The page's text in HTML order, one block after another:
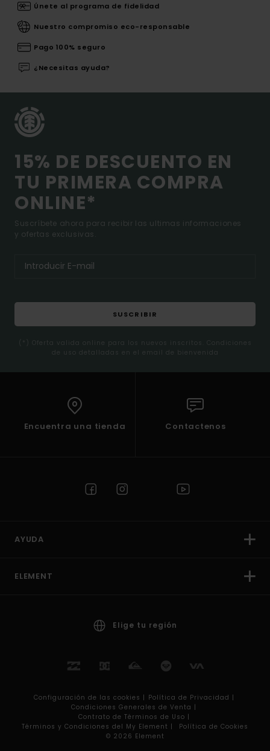
Únete al programa de fidelidad
Nuestro compromiso eco-responsable
Pago 100% seguro
¿Necesitas ayuda?
15% DE DESCUENTO EN
TU PRIMERA COMPRA
ONLINE*
Suscríbete ahora para recibir las ultimas informaciones
y ofertas exclusivas.
SUSCRIBIR
(*) Oferta valida online para los nuevos inscritos. Condiciones
de uso detalladas en el email de bienvenida
Encuentra una tienda Contactenos
AYUDA
ELEMENT
Elige tu región
Configuración de las cookies | Política de Privacidad |
Condiciones Generales de Venta |
Contrato de Términos de Uso |
Términos y Condiciones del My Element |
Política de Cookies
© 2026 Element